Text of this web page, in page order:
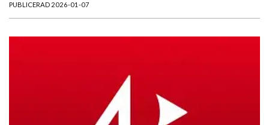
PUBLICERAD 2026-01-07